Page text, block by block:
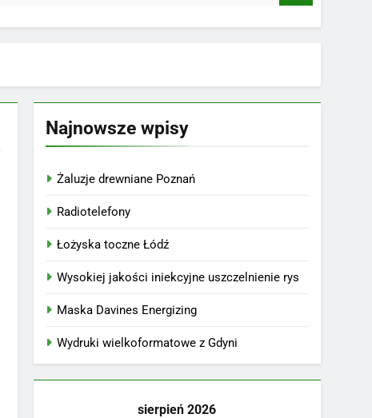
Najnowsze wpisy
Żaluzje drewniane Poznań
Radiotelefony
Łożyska toczne Łódź
Wysokiej jakości iniekcyjne uszczelnienie rys
Maska Davines Energizing
Wydruki wielkoformatowe z Gdyni
sierpień 2026